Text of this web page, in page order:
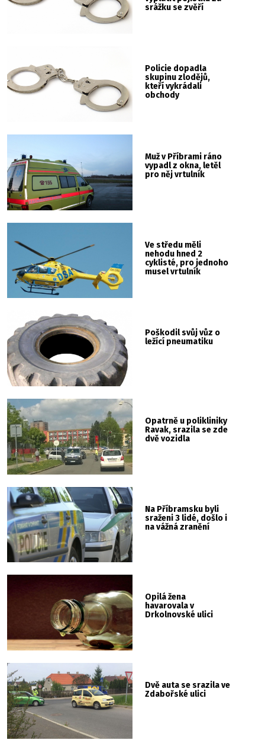
srážku se zvěří
Policie dopadla
skupinu zlodějů,
kteří vykrádali
obchody
Muž v Příbrami ráno
vypadl z okna, letěl
pro něj vrtulník
Ve středu měli
nehodu hned 2
cyklisté, pro jednoho
musel vrtulník
Poškodil svůj vůz o
ležící pneumatiku
Opatrně u polikliniky
Ravak, srazila se zde
dvě vozidla
Na Příbramsku byli
sraženi 3 lidé, došlo i
na vážná zranění
Opilá žena
havarovala v
Drkolnovské ulici
Dvě auta se srazila ve
Zdabořské ulici